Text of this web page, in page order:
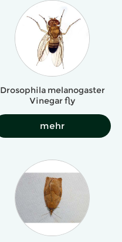
Drosophila melanogaster
Vinegar fly
mehr